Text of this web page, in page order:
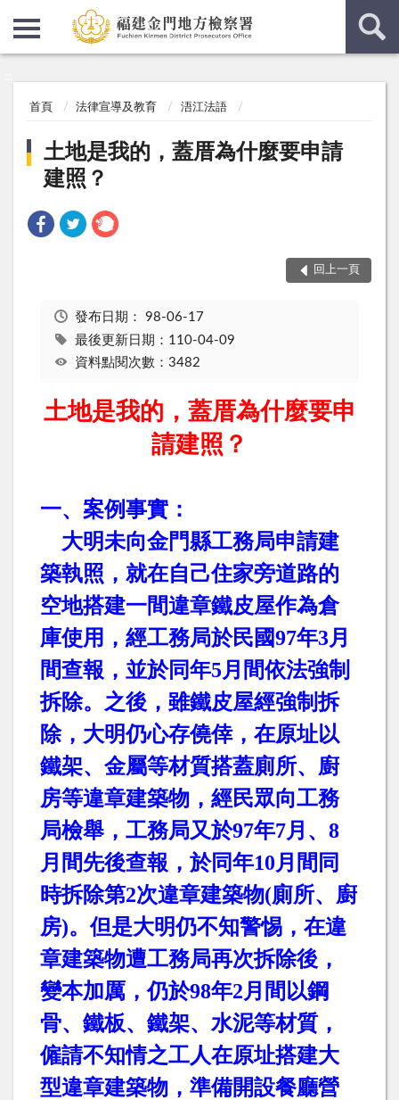
首頁 法律宣導及教育 浯江法語
土地是我的，蓋厝為什麼要申請
建照？
回上一頁
發布日期： 98-06-17
最後更新日期：110-04-09
資料點閱次數：3482
土地是我的，蓋厝為什麼要申
請建照？
一、案例事實：
大明未向金門縣工務局申請建
築執照，就在自己住家旁道路的
空地搭建一間違章鐵皮屋作為倉
庫使用，經工務局於民國97年3月
間查報，並於同年5月間依法強制
拆除。之後，雖鐵皮屋經強制拆
除，大明仍心存僥倖，在原址以
鐵架、金屬等材質搭蓋廁所、廚
房等違章建築物，經民眾向工務
局檢舉，工務局又於97年7月、 8
月間先後查報，於同年10月間同
時拆除第2次違章建築物(廁所、廚
房)。但是大明仍不知警惕，在違
章建築物遭工務局再次拆除後，
變本加厲，仍於98年2月間以鋼
骨、鐵板、鐵架、水泥等材質，
僱請不知情之工人在原址搭建大
型違章建築物，準備開設餐廳營